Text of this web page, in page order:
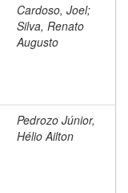
Cardoso, Joel;
Silva, Renato
Augusto
Pedrozo Júnior,
Hélio Ailton